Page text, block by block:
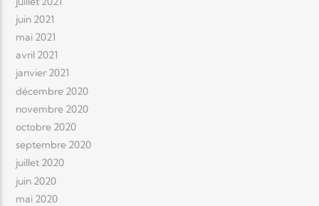
juin 2021
mai 2021
avril 2021
janvier 2021
décembre 2020
novembre 2020
octobre 2020
septembre 2020
juillet 2020
juin 2020
mai 2020